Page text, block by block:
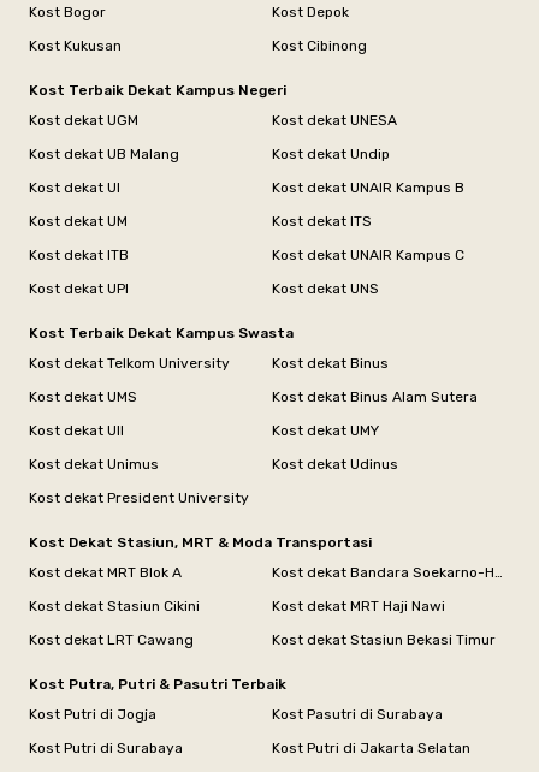
Kost Bogor
Kost Depok
Kost Kukusan
Kost Cibinong
Kost Terbaik Dekat Kampus Negeri
Kost dekat UGM
Kost dekat UNESA
Kost dekat UB Malang
Kost dekat Undip
Kost dekat UI
Kost dekat UNAIR Kampus B
Kost dekat UM
Kost dekat ITS
Kost dekat ITB
Kost dekat UNAIR Kampus C
Kost dekat UPI
Kost dekat UNS
Kost Terbaik Dekat Kampus Swasta
Kost dekat Telkom University
Kost dekat Binus
Kost dekat UMS
Kost dekat Binus Alam Sutera
Kost dekat UII
Kost dekat UMY
Kost dekat Unimus
Kost dekat Udinus
Kost dekat President University
Kost Dekat Stasiun, MRT & Moda Transportasi
Kost dekat MRT Blok A
Kost dekat Bandara Soekarno-Hatta
Kost dekat Stasiun Cikini
Kost dekat MRT Haji Nawi
Kost dekat LRT Cawang
Kost dekat Stasiun Bekasi Timur
Kost Putra, Putri & Pasutri Terbaik
Kost Putri di Jogja
Kost Pasutri di Surabaya
Kost Putri di Surabaya
Kost Putri di Jakarta Selatan